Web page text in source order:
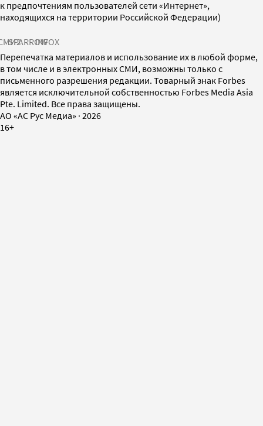
к предпочтениям пользователей сети «Интернет»,
находящихся на территории Российской Федерации)
SPARROWINFOX
Перепечатка материалов и использование их в любой форме,
в том числе и в электронных СМИ, возможны только с
письменного разрешения редакции. Товарный знак Forbes
является исключительной собственностью Forbes Media Asia
Pte. Limited. Все права защищены.
AO «АС Рус Медиа» · 2026
16+